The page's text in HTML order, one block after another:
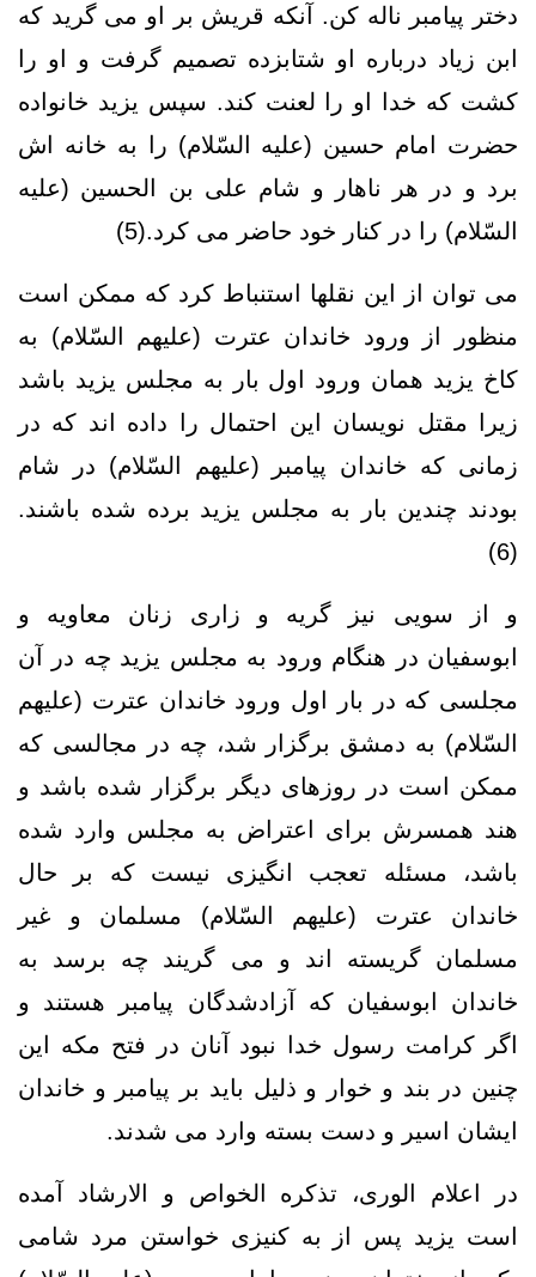
دختر پیامبر ناله کن. آنکه قریش بر او می گرید که
ابن زیاد درباره او شتابزده تصمیم گرفت و او را
کشت که خدا او را لعنت کند. سپس یزید خانواده
حضرت امام حسین (علیه السّلام) را به خانه اش
برد و در هر ناهار و شام علی بن الحسین (علیه
السّلام) را در کنار خود حاضر می کرد.(5)
می توان از این نقلها استنباط کرد که ممکن است
منظور از ورود خاندان عترت (علیهم السّلام) به
کاخ یزید همان ورود اول بار به مجلس یزید باشد
زیرا مقتل نویسان این احتمال را داده اند که در
زمانی که خاندان پیامبر (علیهم السّلام) در شام
بودند چندین بار به مجلس یزید برده شده باشند.
(6)
و از سویی نیز گریه و زاری زنان معاویه و
ابوسفیان در هنگام ورود به مجلس یزید چه در آن
مجلسی که در بار اول ورود خاندان عترت (علیهم
السّلام) به دمشق برگزار شد، چه در مجالسی که
ممکن است در روزهای دیگر برگزار شده باشد و
هند همسرش برای اعتراض به مجلس وارد شده
باشد، مسئله تعجب انگیزی نیست که بر حال
خاندان عترت (علیهم السّلام) مسلمان و غیر
مسلمان گریسته اند و می گریند چه برسد به
خاندان ابوسفیان که آزادشدگان پیامبر هستند و
اگر کرامت رسول خدا نبود آنان در فتح مکه این
چنین در بند و خوار و ذلیل باید بر پیامبر و خاندان
ایشان اسیر و دست بسته وارد می شدند.
در اعلام الوری، تذکره الخواص و الارشاد آمده
است یزید پس از به کنیزی خواستن مرد شامی